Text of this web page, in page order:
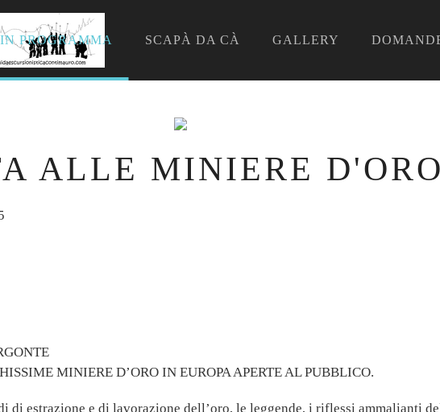
IN PROGRAMMA SCAPÀ DA CÀ GALLERY
ALLE MINIERE
MINIERE D’ORO IN EUROPA APERTE AL PUBBLICO.
di estrazione e di lavorazione dell’oro, le leggende, i riflessi ammalianti